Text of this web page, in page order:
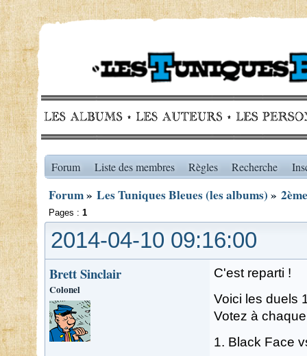
Forum Liste des membres Règles Recherche
Forum» Les Tuniques Bleues (les albums) »
Pages : 1
2014-04-10 09:16:00
Brett Sinclair
Colonel
C'est reparti !
Voici les duels
Votez à
1. Black Face